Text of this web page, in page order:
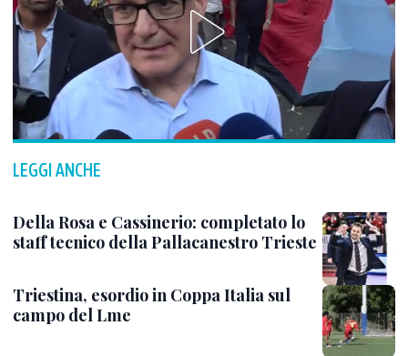
LEGGI ANCHE
Della Rosa e Cassinerio: completato lo
staff tecnico della Pallacanestro Trieste
Triestina, esordio in Coppa Italia sul
campo del Lme